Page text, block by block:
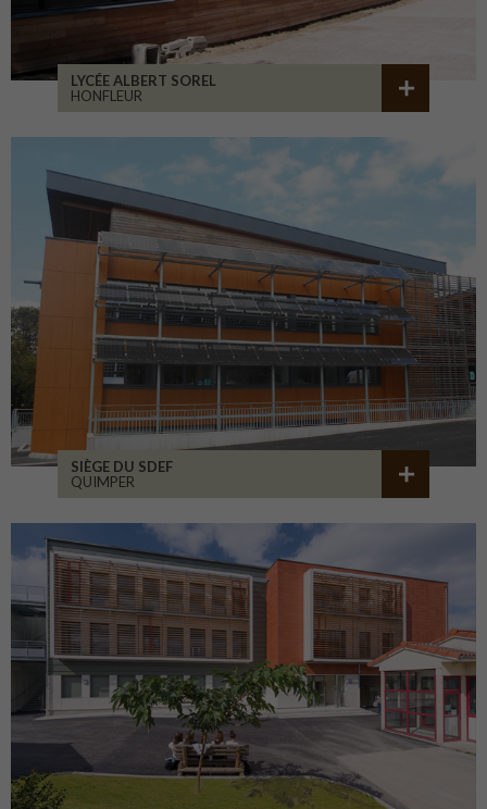
LYCÉE ALBERT SOREL
HONFLEUR
SIÈGE DU SDEF
QUIMPER